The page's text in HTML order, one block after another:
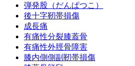
弾発股（だんぱつこ）
後十字靭帯損傷
成長痛
有痛性分裂膝蓋骨
有痛性外脛骨障害
膝内側側副靭帯損傷